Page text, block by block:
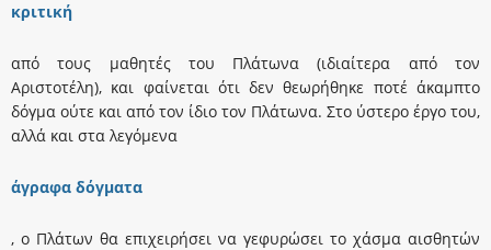
κριτική
από τους μαθητές του Πλάτωνα (ιδιαίτερα από τον
Αριστοτέλη), και φαίνεται ότι δεν θεωρήθηκε ποτέ άκαμπτο
δόγμα ούτε και από τον ίδιο τον Πλάτωνα. Στο ύστερο έργο του,
αλλά και στα λεγόμενα
άγραφα δόγματα
, ο Πλάτων θα επιχειρήσει να γεφυρώσει το χάσμα αισθητών